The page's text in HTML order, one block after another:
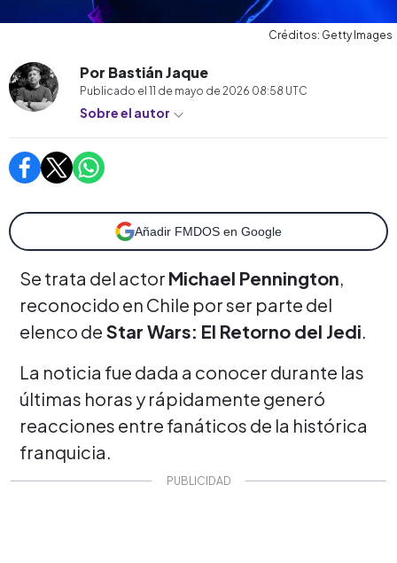
Créditos: Getty Images
Por Bastián Jaque
Publicado el 11 de mayo de 2026 08:58 UTC
Sobre el autor
Añadir FMDOS en Google
Se trata del actor Michael Pennington,
reconocido en Chile por ser parte del
elenco de Star Wars: El Retorno del Jedi.
La noticia fue dada a conocer durante las
últimas horas y rápidamente generó
reacciones entre fanáticos de la histórica
franquicia.